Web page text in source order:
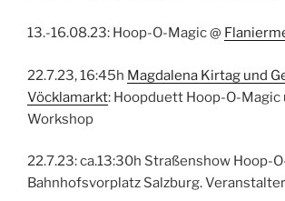
13.-16.08.23: Hoop-O-Magic @
22.7.23, 16:45h Magdalena Kirtag und
Vöcklamarkt: Hoopduett Hoop-O-Magic
Workshop
22.7.23: ca.13:30h Straßenshow Hoop-
Bahnhofsvorplatz Salzburg.